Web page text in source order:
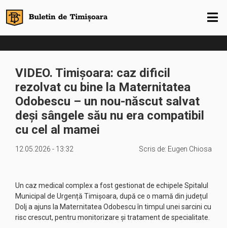
VIDEO. Timișoara: caz dificil
rezolvat cu bine la Maternitatea
Odobescu – un nou-născut salvat
deși sângele său nu era compatibil
cu cel al mamei
12.05.2026 - 13:32 Scris de: Eugen Chiosa
Un caz medical complex a fost gestionat de echipele Spitalul
Municipal de Urgență Timișoara, după ce o mamă din județul
Dolj a ajuns la Maternitatea Odobescu în timpul unei sarcini cu
risc crescut, pentru monitorizare și tratament de specialitate.